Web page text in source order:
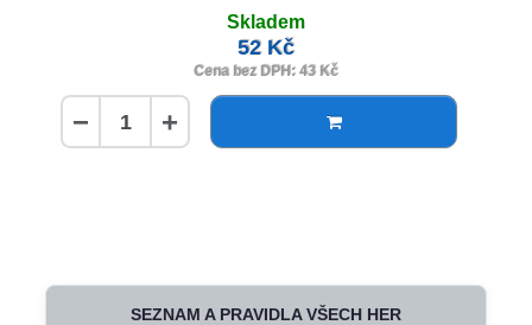
Skladem
52 Kč
Cena bez DPH: 43 Kč
− +
SEZNAM A PRAVIDLA VŠECH HER